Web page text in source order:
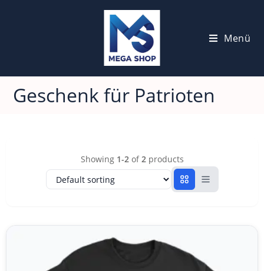
Menü
Geschenk für Patrioten
Showing 1-2of2products